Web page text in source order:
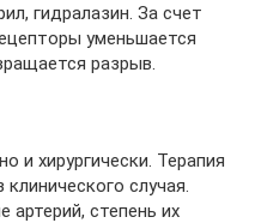
гидралазин. За счет
уменьшается
разрыв.
и хирургически. Терапия
случая.
артерий, степень их